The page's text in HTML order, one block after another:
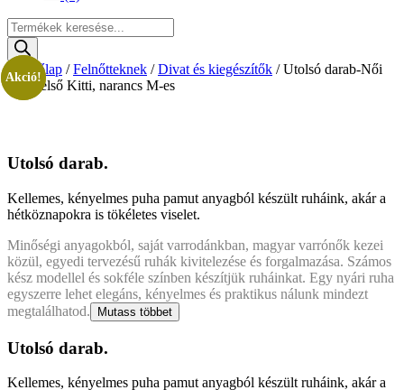
Products
search
Kezdőlap /Felnőtteknek /Divat és kiegészítők /Utolsó darab-Női
ruha felső Kitti, narancs M-es
Akció!
Utolsó darab.
Kellemes, kényelmes puha pamut anyagból készült ruháink, akár a
hétköznapokra is tökéletes viselet.
Minőségi anyagokból, saját varrodánkban, magyar varrónők kezei
közül, egyedi tervezésű ruhák kivitelezése és forgalmazása. Számos
kész modellel és sokféle színben készítjük ruháinkat. Egy nyári ruha
egyszerre lehet elegáns, kényelmes és praktikus nálunk mindezt
megtalálhatod.
Mutass többet
Utolsó darab.
Kellemes, kényelmes puha pamut anyagból készült ruháink, akár a
Akció!